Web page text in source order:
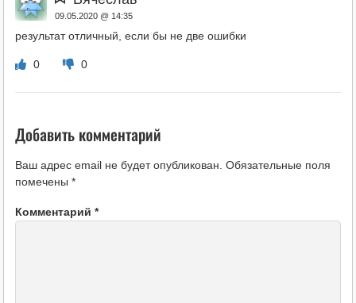
09.05.2020 @ 14:35
результат отличный, если бы не две ошибки
0 0
Добавить комментарий
Ваш адрес email не будет опубликован. Обязательные поля
помечены *
Комментарий *